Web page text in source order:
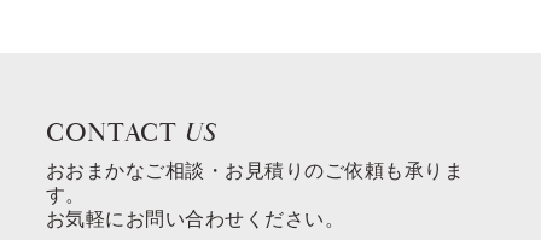
CONTACT US
おおまかなご相談・お見積りのご依頼も承りま
す。
お気軽にお問い合わせください。